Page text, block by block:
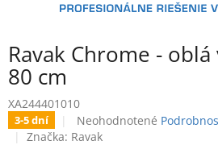
Ravak Chrome -
80 cm
XA244401010
3-5 dní
Priemerné
hodnotenie
Neohodnotené
Značka: Ravak